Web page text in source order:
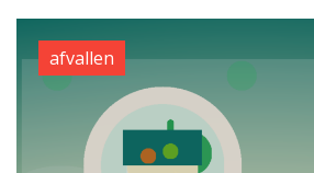
afvallen